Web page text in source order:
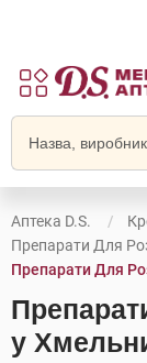
Аптека D.S.
Препарати Для
Препарати Для
у